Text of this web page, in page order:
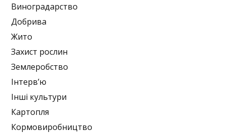
Виноградарство
Добрива
Жито
Захист рослин
Землеробство
Інтерв’ю
Інші культури
Картопля
Кормовиробництво